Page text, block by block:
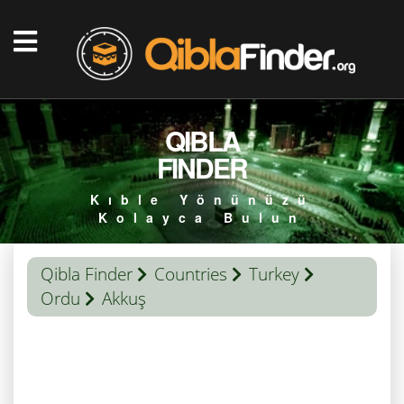
QIBLA
FINDER
Kıble Yönünüzü
Kolayca Bulun
Qibla Finder Countries
Turkey
Ordu
Akkuş